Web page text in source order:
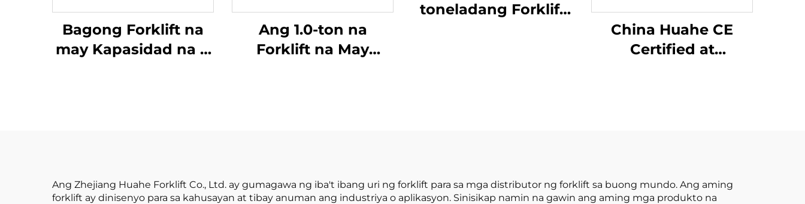
Bagong Forklift na
may Kapasidad na 4
motor ng ISUZU
Ang 1.0-ton na
Forklift na May
Presyo
toneladang Forklift
China Huahe CE
Certified at
Ang Zhejiang Huahe Forklift Co., Ltd. ay gumagawa ng iba't ibang uri ng forklift para sa mga distributor ng forklift sa buong mundo. Ang aming
forklift ay dinisenyo para sa kahusayan at tibay anuman ang industriya o aplikasyon. Sinisikap namin na gawin ang aming mga produkto na